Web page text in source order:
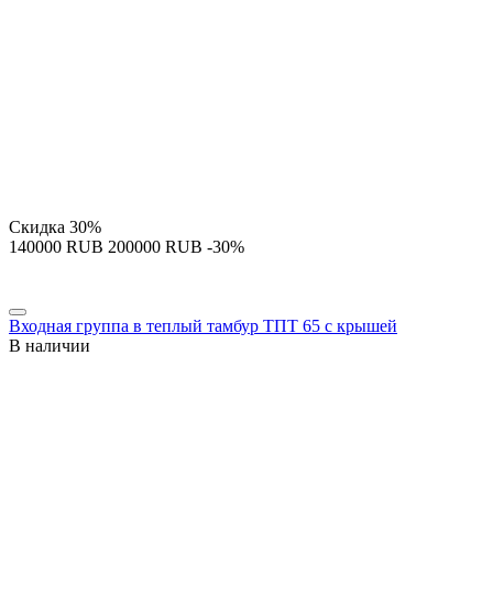
Скидка 30%
‍140000‍ RUB ‍200000‍ RUB -30%
Входная группа в теплый тамбур ТПТ 65 с крышей
В наличии